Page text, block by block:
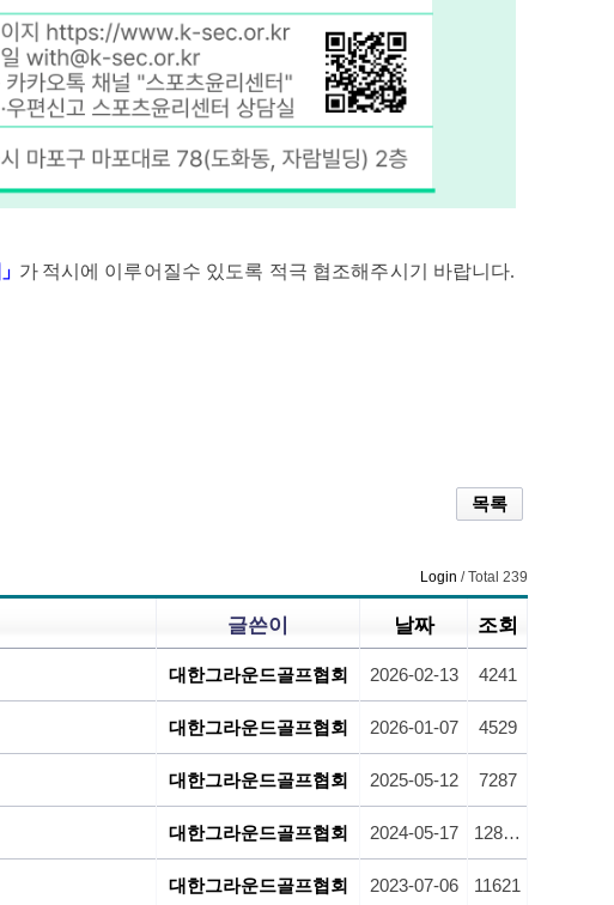
」 가적시에 이루어질수 있도록 적극 협조해주시기 바랍니다.
목록
Login / Total 239
글쓴이 날짜 조회
대한그라운드골프협회 2026-02-13 4241
대한그라운드골프협회 2026-01-07 4529
대한그라운드골프협회 2025-05-12 7287
대한그라운드골프협회 2024-05-17 12886
대한그라운드골프협회 2023-07-06 11621